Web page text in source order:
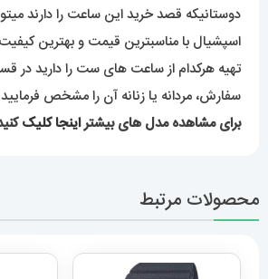
دوستانیکه قصد خرید این ساعت را دارند
اسپشیال با مناسبترین قیمت و بهترین
تهیه هرکدام از ساعت های ست را دارید
سفارش، مردانه یا زنانه آن را مشخص
برای مشاهده مدل های بیشتراینجا کلیک
محصولات مرتبط